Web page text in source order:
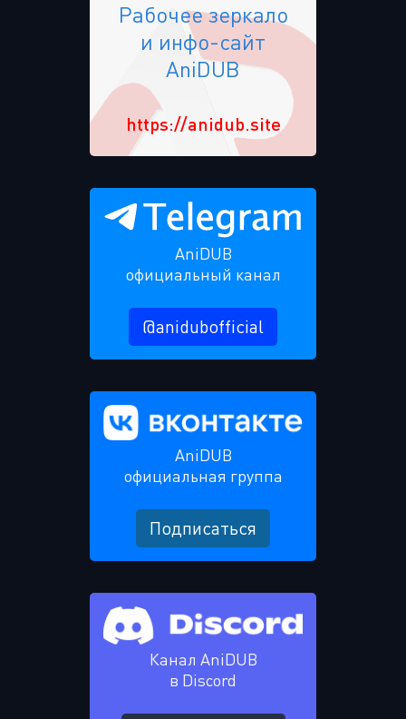
Рабочее зеркало
и инфо-сайт
AniDUB
https://anidub.site
AniDUB
официальный канал
@anidubofficial
AniDUB
официальная группа
Подписаться
Канал AniDUB
в Discord